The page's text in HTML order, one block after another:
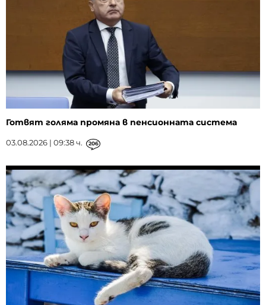
Готвят голяма промяна в пенсионната система
03.08.2026 | 09:38 ч. 206